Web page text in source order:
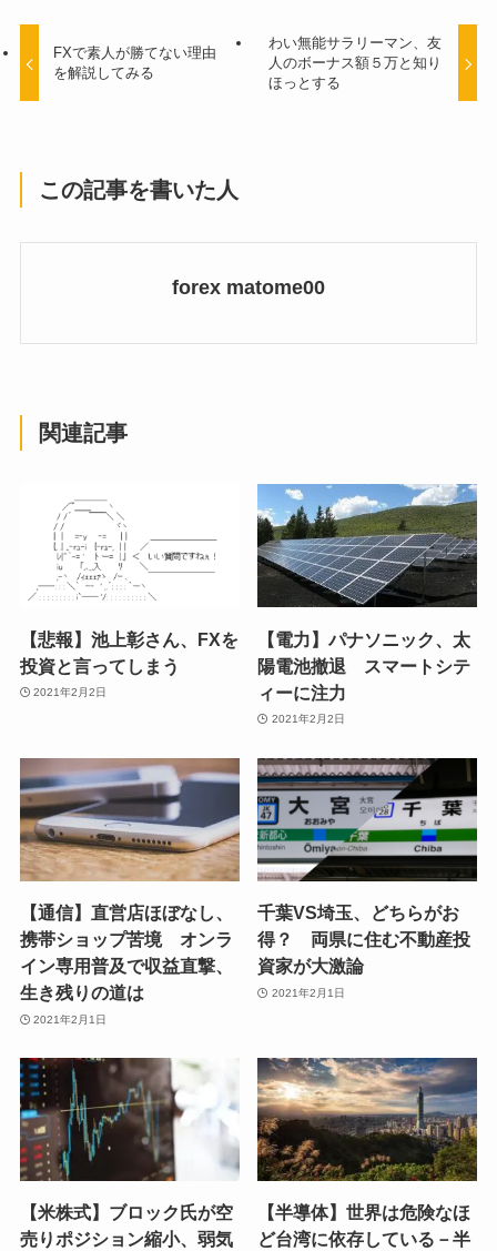
FXで素人が勝てない理由
を解説してみる
わい無能サラリーマン、友
人のボーナス額５万と知り
ほっとする
この記事を書いた人
forex matome00
関連記事
【悲報】池上彰さん、FXを
投資と言ってしまう
2021年2月2日
【電力】パナソニック、太
陽電池撤退 スマートシテ
ィーに注力
2021年2月2日
【通信】直営店ほぼなし、
携帯ショップ苦境 オンラ
イン専用普及で収益直撃、
生き残りの道は
2021年2月1日
千葉VS埼玉、どちらがお
得？ 両県に住む不動産投
資家が大激論
2021年2月1日
【米株式】ブロック氏が空
売りポジション縮小、弱気
【半導体】世界は危険なほ
ど台湾に依存している－半